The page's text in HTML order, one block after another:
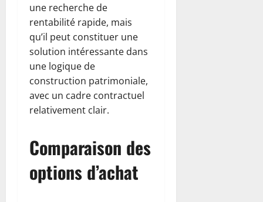
une recherche de
rentabilité rapide, mais
qu’il peut constituer une
solution intéressante dans
une logique de
construction patrimoniale,
avec un cadre contractuel
relativement clair.
Comparaison des
options d’achat